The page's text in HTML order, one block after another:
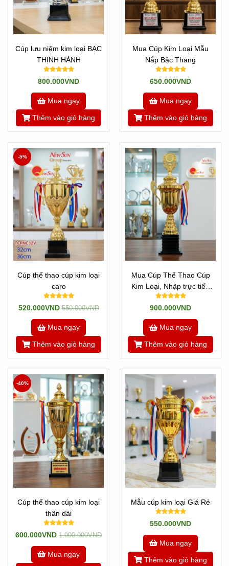
Cúp lưu niệm kim loại BẠC
THỊNH HÀNH
800.000VND
Mua ngay
Thêm vào giỏ hàng
Mua Cúp Kim Loại Mẫu
Nắp Bậc Thang
650.000VND
Mua ngay
Thêm vào giỏ hàng
Cúp thể thao cúp kim loại
caro
520.000VND 550.000VND
-5%
Mua ngay
Thêm vào giỏ hàng
Mua Cúp Thể Thao Cúp
Kim Loại, Nhập trực tiếp
Mẫu
900.000VND
Mua ngay
Thêm vào giỏ hàng
Cúp thể thao cúp kim loại
thân dài
600.000VND 1.000.000VND
-40%
Mua ngay
Mẫu cúp kim loại Giá Rẻ
550.000VND
Mua ngay
Thêm vào giỏ hàng